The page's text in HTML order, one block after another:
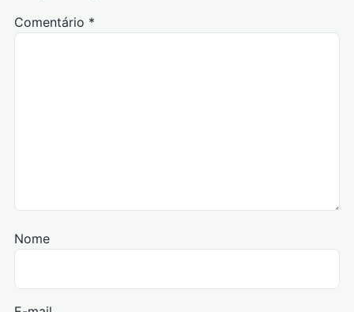
Comentário *
Nome